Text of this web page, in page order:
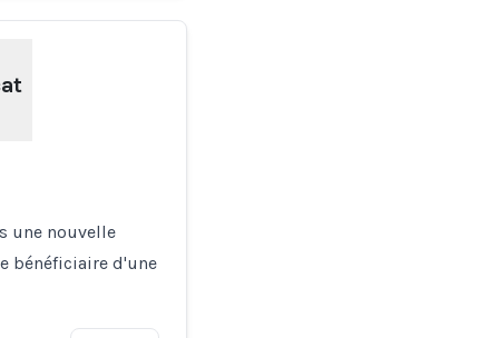
une nouvelle
bénéficiaire d'une